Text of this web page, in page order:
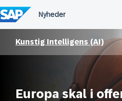
til
indholdet
Kunstig Intelligens (AI)
Europa skal i